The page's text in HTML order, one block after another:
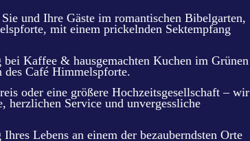
und Ihre Gäste im romantischen Bibelgarten,
mit einem prickelnden Sektempfang
bei Kaffee & hausgemachten Kuchen im Grünen
Café Himmelspforte.
oder eine größere Hochzeitsgesellschaft – wir
herzlichen Service und unvergessliche
Lebens an einem der bezauberndsten Orte